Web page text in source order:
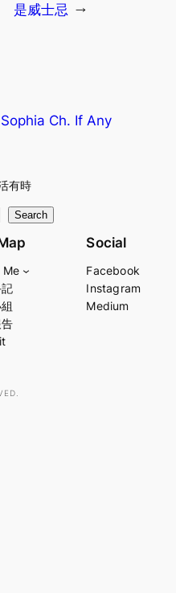
是威士忌 →
Ch. If Any
有時
Search
Me
Social
Facebook
Instagram
Medium